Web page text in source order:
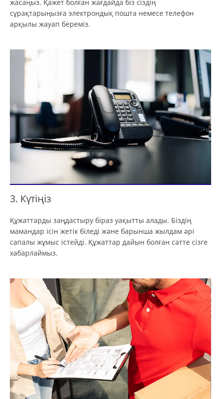
жасаңыз. Қажет болған жағдайда біз сіздің
сұрақтарыңызға электрондық пошта немесе телефон
арқылы жауап береміз.
3. Күтіңіз
Құжаттарды заңдастыру біраз уақытты алады. Біздің
мамандар ісін жетік біледі және барынша жылдам әрі
сапалы жұмыс істейді. Құжаттар дайын болған сәтте сізге
хабарлаймыз.